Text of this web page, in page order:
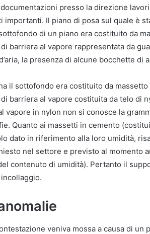
presso la direzione
importanti. Il piano di posa sul quale è
di un piano era costituito da
barriera al vapore rappresentata da
la presenza di alcune bocchette
il sottofondo era costituito da
barriera al vapore costituita da telo di
vapore in nylon non si conosce la
Quanto ai massetti in cemento
dato in riferimento alla loro umidità,
nel settore e previsto al momento
contenuto di umidità). Pertanto il
veniva mossa a causa di